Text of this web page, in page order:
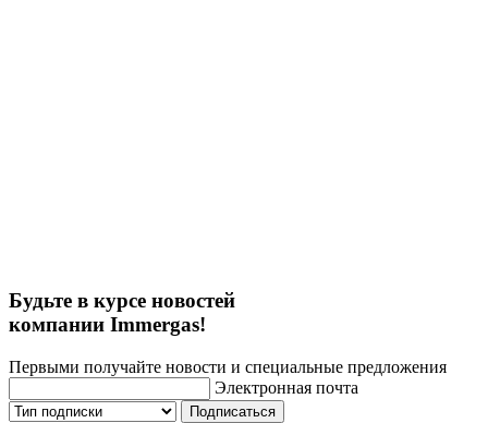
Будьте в курсе новостей
компании Immergas!
Первыми получайте новости и специальные предложения
Электронная почта
Подписаться